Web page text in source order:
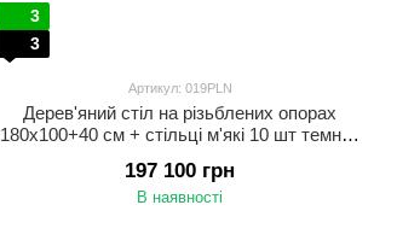
3
3
Артикул: 019PLN
Дерев'яний стіл на різьблених опорах
180x100+40 см + стільці м'які 10 шт темний
197 100 грн
В наявності